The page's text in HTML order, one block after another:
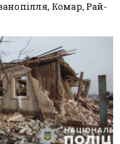
Комар, Рай-